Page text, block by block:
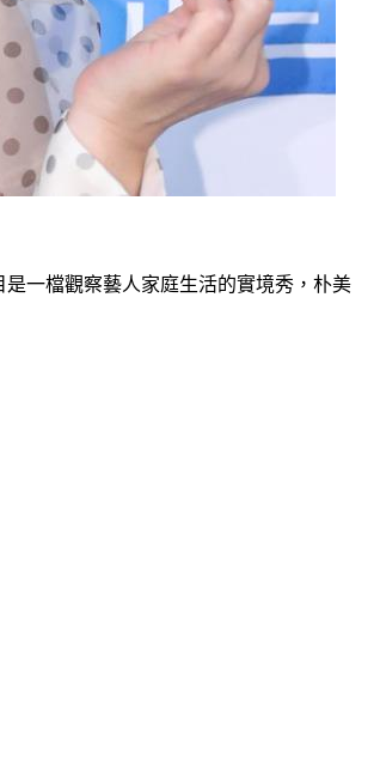
一檔觀察藝人家庭生活的實境秀，朴美